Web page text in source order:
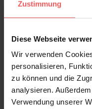
Zustimmung
Diese Webseite
Wir verwenden
personalisieren,
zu können und die
analysieren.
Verwendung unserer
Sie haben Fragen zum
+49 (0)221 932 81